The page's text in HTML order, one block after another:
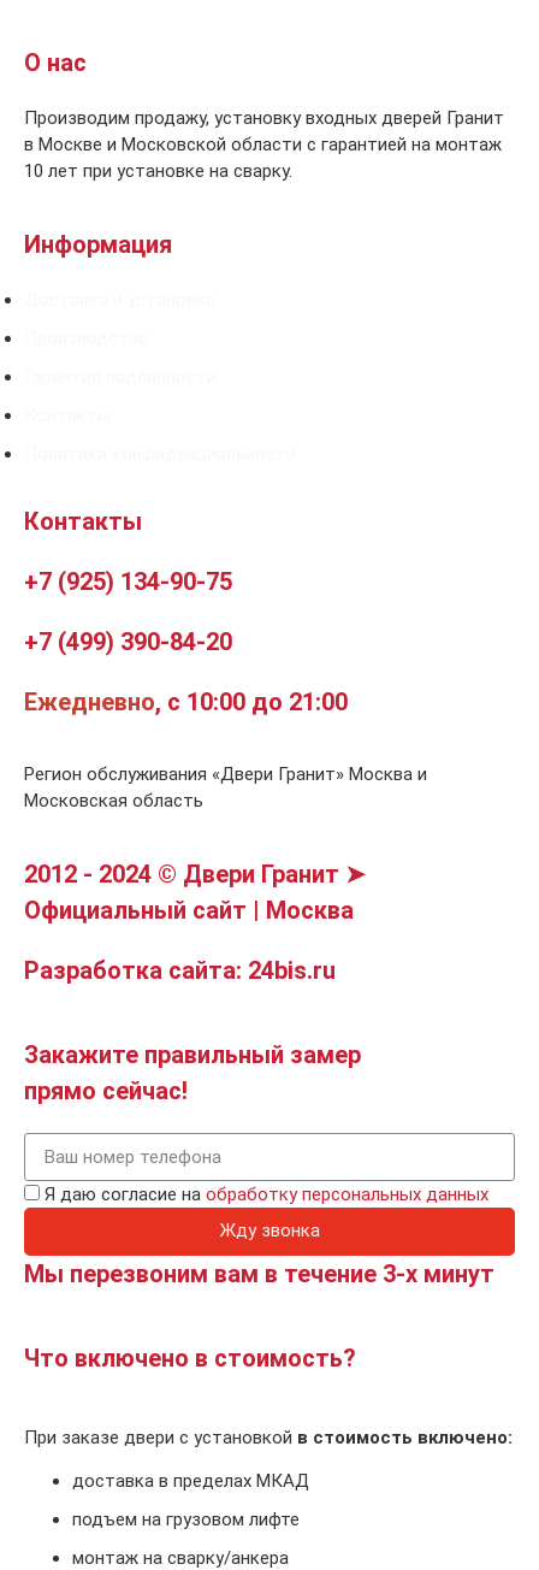
О нас
Производим продажу, установку входных дверей Гранит
в Москве и Московской области с гарантией на монтаж
10 лет при установке на сварку.
Информация
Контакты
+7 (925) 134-90-75
+7 (499) 390-84-20
Ежедневно, с 10:00 до 21:00
Регион обслуживания «Двери Гранит» Москва и
Московская область
2012 - 2024 © Двери Гранит ➤
Официальный сайт | Москва
Разработка сайта: 24bis.ru
Закажите правильный замер
прямо сейчас!
Я даю согласие на обработку персональных данных
Жду звонка
Мы перезвоним вам в течение 3-х минут
Что включено в стоимость?
При заказе двери с установкой в стоимость включено:
доставка в пределах МКАД
подъем на грузовом лифте
монтаж на сварку/анкера